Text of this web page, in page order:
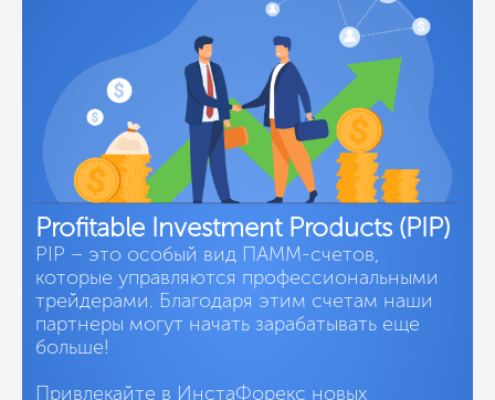
Profitable Investment Products (PIP)
PIP – это особый вид ПАММ-счетов,
которые управляются профессиональными
трейдерами. Благодаря этим счетам наши
партнеры могут начать зарабатывать еще
больше!
Привлекайте в ИнстаФорекс новых